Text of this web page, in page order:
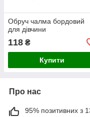
Обруч чалма бордовий
для дівчини
118 ₴
Купити
Про нас
95% позитивних з